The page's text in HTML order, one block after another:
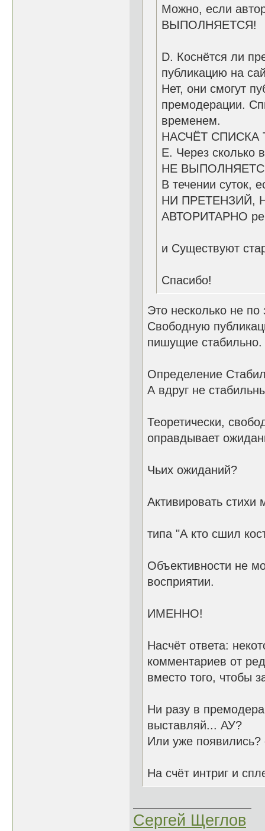
Можно, если
ВЫПОЛНЯЕТСЯ!
D. Коснётся ли
публикацию на
Нет, они смогут
премодерации.
временем.
НАСЧЁТ СПИСКА
E. Через сколько
НЕ
В течении суток,
НИ ПРЕТЕНЗИЙ,
АВТОРИТАРНО
и Существуют
Спасибо!
Это несколько не
Свободную
пишущие стабильно.
Определение
А вдруг не
Теоретически,
оправдывает
Чьих ожиданий?
Активировать стихи
типа "А кто сшил
Объективности не
восприятии.
ИМЕННО!
Насчёт ответа:
комментариев от
вместо того, чтобы
Ни разу в
выставляй... АУ?
Или уже появились?
На счёт интриг и
Сергей Щеглов